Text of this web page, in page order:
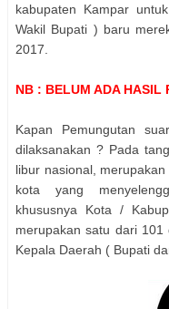
kabupaten Kampar
Wakil Bupati ) baru
2017.
NB : BELUM ADA
Kapan Pemungutan
dilaksanakan ? Pada
libur nasional,
kota yang
khususnya Kota /
merupakan satu dari 101
Kepala Daerah ( Bupati